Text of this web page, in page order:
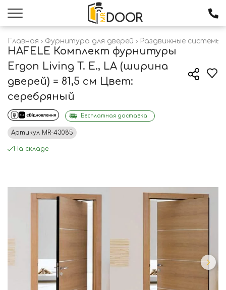
Главная Фурнитура для дверей Раздвижные системы
HAFELE Комплект фурнитуры
Ergon Living T. E., LA (ширина
дверей) = 81,5 см Цвет:
серебряный
Бесплатная доставка
Артикул MR-43085
На складе